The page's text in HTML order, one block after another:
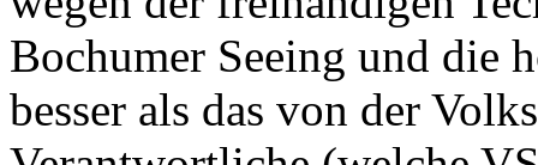
Bochumer Seeing und die
besser als das von der